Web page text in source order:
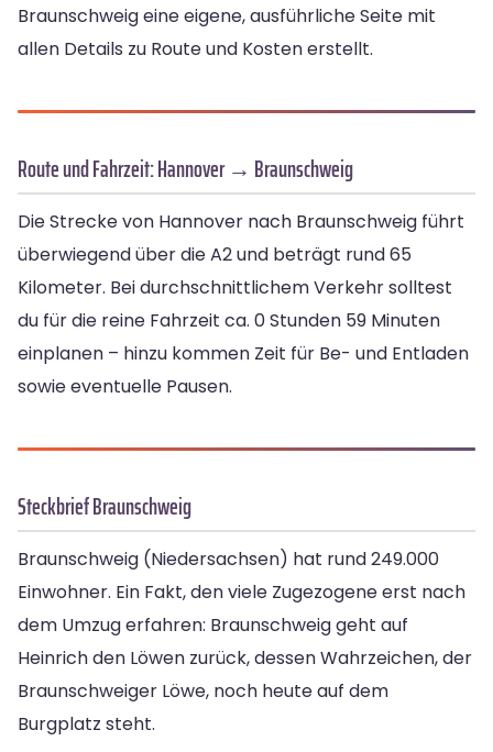
Braunschweig eine eigene, ausführliche Seite mit
allen Details zu Route und Kosten erstellt.
Route und Fahrzeit: Hannover → Braunschweig
Die Strecke von Hannover nach Braunschweig führt
überwiegend über die A2 und beträgt rund 65
Kilometer. Bei durchschnittlichem Verkehr solltest
du für die reine Fahrzeit ca. 0 Stunden 59 Minuten
einplanen – hinzu kommen Zeit für Be- und Entladen
sowie eventuelle Pausen.
Steckbrief Braunschweig
Braunschweig (Niedersachsen) hat rund 249.000
Einwohner. Ein Fakt, den viele Zugezogene erst nach
dem Umzug erfahren: Braunschweig geht auf
Heinrich den Löwen zurück, dessen Wahrzeichen, der
Braunschweiger Löwe, noch heute auf dem
Burgplatz steht.